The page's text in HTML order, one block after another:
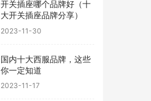
开关插座哪个品牌好（十
大开关插座品牌分享）
2023-11-30
国内十大西服品牌，这些
你一定知道
2023-11-17